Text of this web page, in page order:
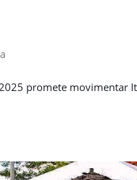
promete movimentar